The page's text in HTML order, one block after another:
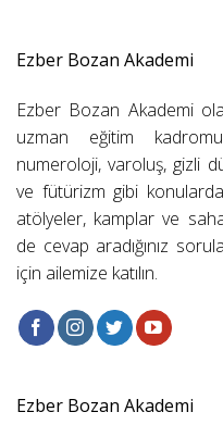
Ezber Bozan Akademi
Ezber Bozan Akademi
uzman eğitim
numeroloji, varoluş, gizli
ve fütürizm gibi
atölyeler, kamplar ve
de cevap aradığınız
için ailemize katılın.
Ezber Bozan Akademi